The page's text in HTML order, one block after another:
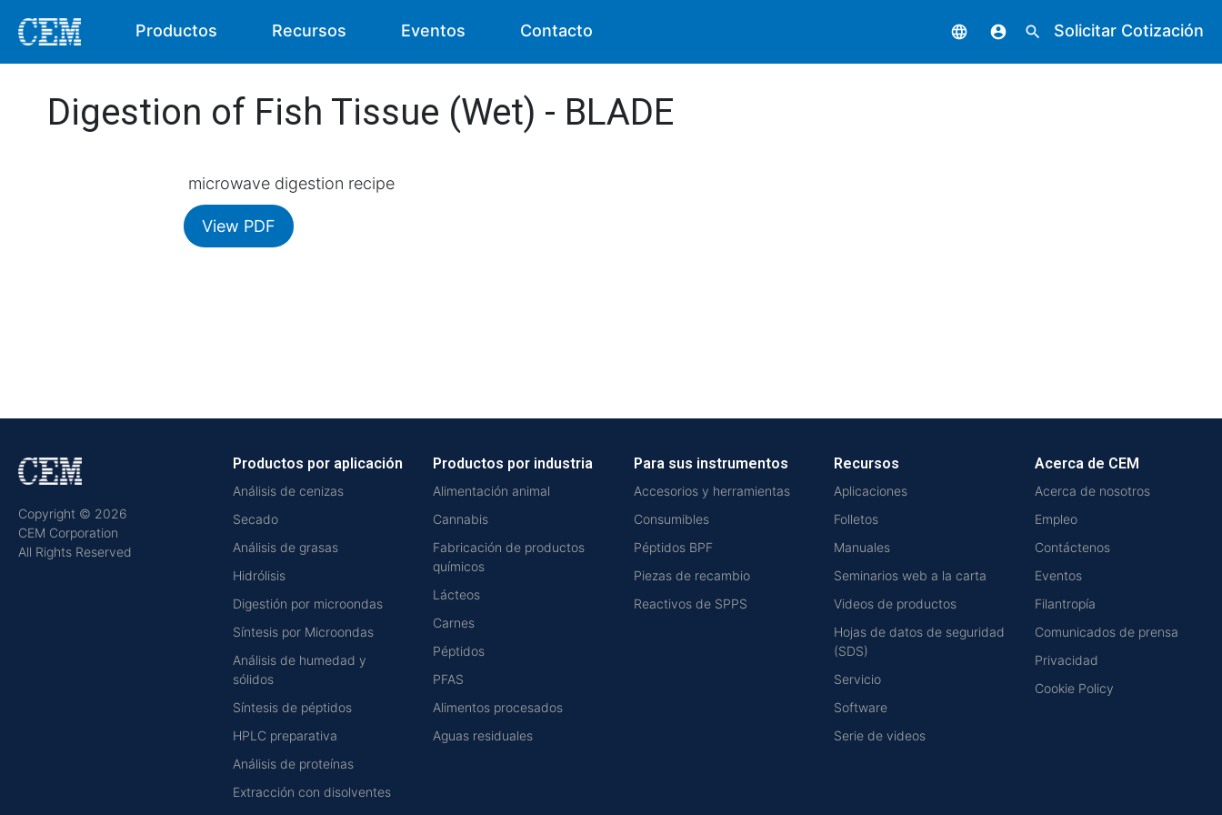
Productos Recursos Eventos Contacto language account_circle search Solicitar Cotización
Digestion of Fish Tissue (Wet) - BLADE
microwave digestion recipe
View PDF
Copyright © 2026
CEM Corporation
All Rights Reserved
Productos por aplicación
Análisis de cenizas
Secado
Análisis de grasas
Hidrólisis
Digestión por microondas
Síntesis por Microondas
Análisis de humedad y
sólidos
Síntesis de péptidos
HPLC preparativa
Análisis de proteínas
Extracción con disolventes
Productos por industria
Alimentación animal
Cannabis
Fabricación de productos
químicos
Lácteos
Carnes
Péptidos
PFAS
Alimentos procesados
Aguas residuales
Para sus instrumentos
Accesorios y herramientas
Consumibles
Péptidos BPF
Piezas de recambio
Reactivos de SPPS
Recursos
Aplicaciones
Folletos
Manuales
Seminarios web a la carta
Videos de productos
Hojas de datos de seguridad
(SDS)
Servicio
Software
Serie de videos
Acerca de CEM
Acerca de nosotros
Empleo
Contáctenos
Eventos
Filantropía
Comunicados de prensa
Privacidad
Cookie Policy